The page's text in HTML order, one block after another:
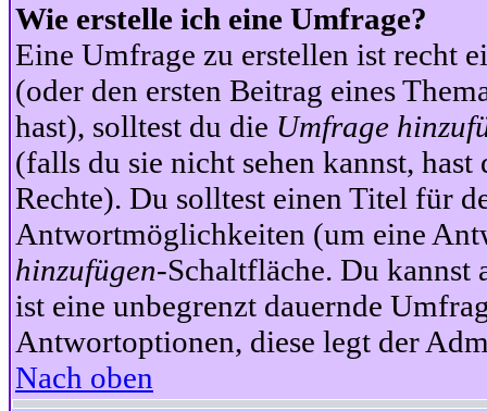
Wie erstelle ich eine Umfrage?
Eine Umfrage zu erstellen ist recht
(oder den ersten Beitrag eines
hast), solltest du die Umfrage
(falls du sie nicht sehen kannst,
Rechte). Du solltest einen Titel für
Antwortmöglichkeiten (um eine
hinzufügen-Schaltfläche. Du
ist eine unbegrenzt dauernde
Antwortoptionen, diese legt der
Nach oben